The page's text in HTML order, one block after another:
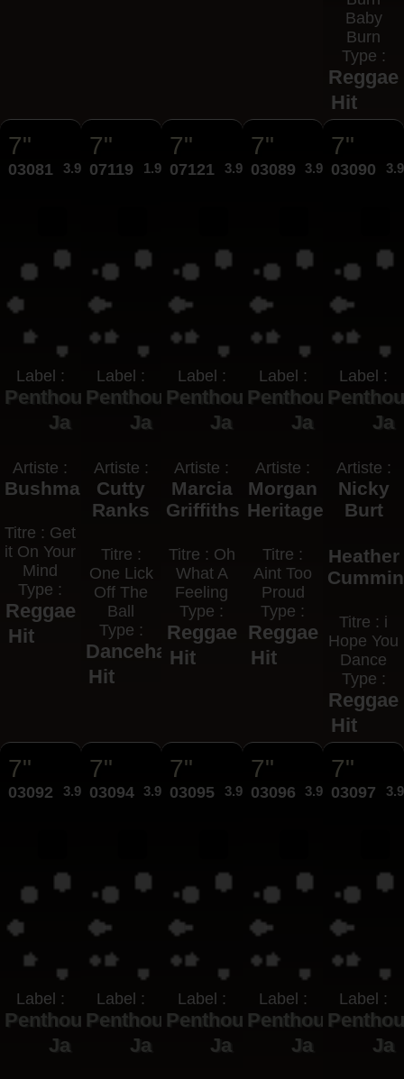
Baby
Burn
Type :
Reggae
Hit
7"
03081 3.95€
Label :
Penthouse
Ja
Artiste :
Bushman
Titre : Get
it On Your
Mind
Type :
Reggae
Hit
7"
07119 1.99€
Label :
Penthouse
Ja
Artiste :
Cutty
Ranks
Titre :
One Lick
Off The
Ball
Type :
Dancehall
Hit
7"
07121 3.95€
Label :
Penthouse
Ja
Artiste :
Marcia
Griffiths
Titre : Oh
What A
Feeling
Type :
Reggae
Hit
7"
03089 3.95€
Label :
Penthouse
Ja
Artiste :
Morgan
Heritage
Titre :
Aint Too
Proud
Type :
Reggae
Hit
7"
03090
Label :
Ja
Artiste :
Nicky
Burt
Heather
Titre : i
Hope You
Dance
Type :
Reggae
Hit
7"
03092 3.95€
Label :
Penthouse
Ja
7"
03094 3.95€
Label :
Penthouse
Ja
7"
03095 3.95€
Label :
Penthouse
Ja
7"
03096 3.95€
Label :
Penthouse
Ja
7"
03097
Label :
Ja